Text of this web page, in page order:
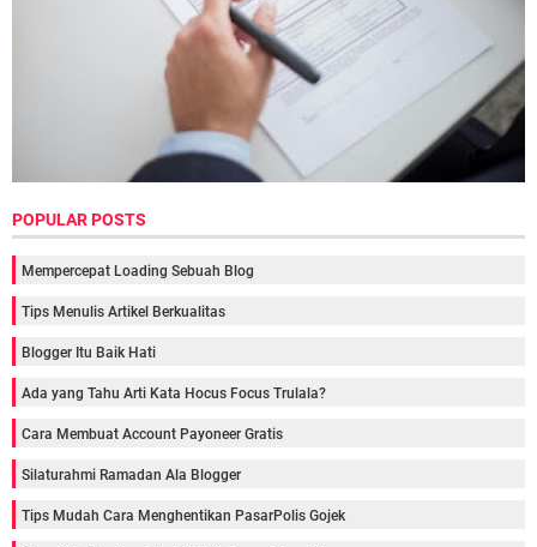
POPULAR POSTS
Mempercepat Loading Sebuah Blog
Tips Menulis Artikel Berkualitas
Blogger Itu Baik Hati
Ada yang Tahu Arti Kata Hocus Focus Trulala?
Cara Membuat Account Payoneer Gratis
Silaturahmi Ramadan Ala Blogger
Tips Mudah Cara Menghentikan PasarPolis Gojek